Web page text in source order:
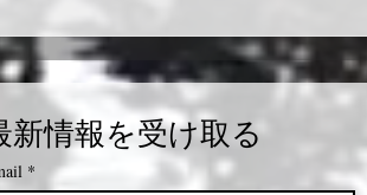
新情報を受け取る
*